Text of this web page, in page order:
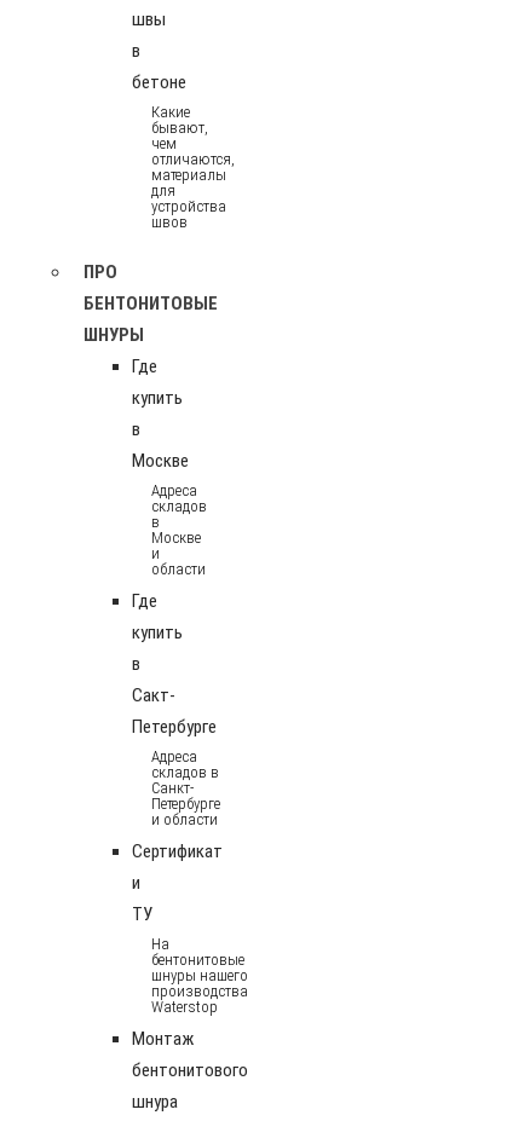
швы
в
бетоне
Какие
бывают,
чем
отличаются,
материалы
для
устройства
швов
ПРО
БЕНТОНИТОВЫЕ
ШНУРЫ
Где
купить
в
Москве
Адреса
складов
в
Москве
и
области
Где
купить
в
Сакт-
Петербурге
Адреса
складов в
Санкт-
Петербурге
и области
Сертификат
и
ТУ
На
бентонитовые
шнуры нашего
производства
Waterstop
Монтаж
бентонитового
шнура